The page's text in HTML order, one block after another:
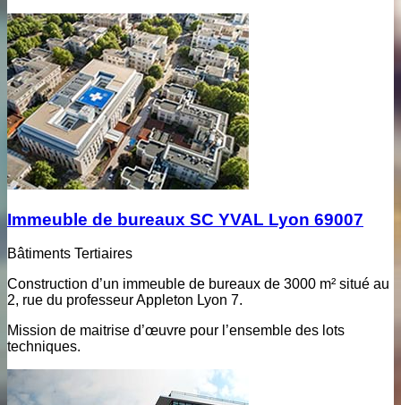
Immeuble de bureaux SC YVAL Lyon 69007
Bâtiments Tertiaires
Construction d’un immeuble de bureaux de 3000 m² situé au
2, rue du professeur Appleton Lyon 7.
Mission de maitrise d’œuvre pour l’ensemble des lots
techniques.